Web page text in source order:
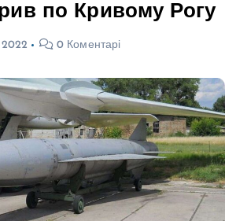
по Кривому Рогу
0 Коментарі